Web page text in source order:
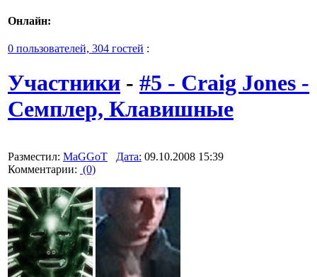
Онлайн:
0 пользователей, 304 гостей :
Участники - #5 - Craig Jones -
Семплер, Клавишные
Разместил: MaGGoT Дата: 09.10.2008 15:39
Комментарии: (0)